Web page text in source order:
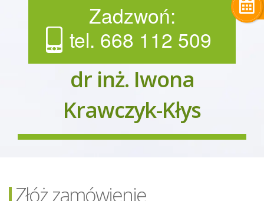
Zadzwoń:
tel. 668 112 509
dr inż. Iwona
Krawczyk-Kłys
Złóż zamówienie